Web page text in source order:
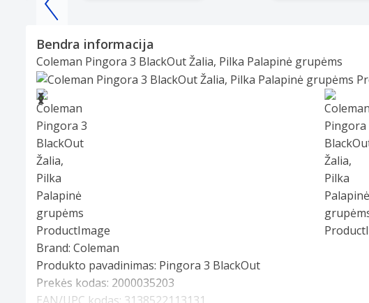
Item
25
Bendra informacija
Coleman Pingora 3 BlackOut Žalia, Pilka Palapinė grupėms
Slide 1 of 8
❮
❯
Brand: Coleman
Produkto pavadinimas: Pingora 3 BlackOut
Prekės kodas: 2000035203